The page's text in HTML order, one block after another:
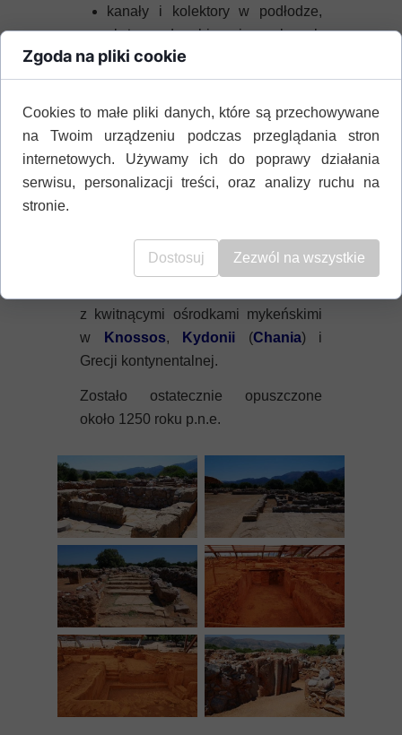
kanały i kolektory w podłodze,
służące do zbierania rozlanych
płynów.
się:
magazyny i warsztaty,
dwa przestronne dziedzińce
wewnętrzne.
1450 roku p.n.e. i nigdy nie został
ponownie wykorzystany. Miasto nadal
z kwitnącymi ośrodkami mykeńskimi
w
Knossos, Kydonii (Chania) i
Grecji kontynentalnej.
Zostało ostatecznie opuszczone
około 1250 roku p.n.e.
Zgoda na pliki cookie
Cookies to małe pliki danych, które są przechowywane
na Twoim urządzeniu podczas przeglądania stron
internetowych. Używamy ich do poprawy działania
serwisu, personalizacji treści, oraz analizy ruchu na
stronie.
Dostosuj Zezwól na wszystkie